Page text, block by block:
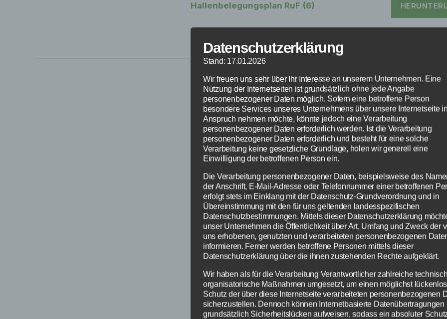
Hallenbelegungsplan RuF (6)
Kategorien
HALLENPLAN
Hallenplan
Beitragsautor
VonRuthPittelkow Veröffentlichungsdatum
14. März 2026
Stand März 2026
Datenschutzerklärung
Stand: 17.01.2026
Wir freuen uns sehr über Ihr Interesse an unserem Unternehmen. Eine
Nutzung der Internetseiten ist grundsätzlich ohne jede Angabe
personenbezogener Daten möglich. Sofern eine betroffene Person
besondere Services unseres Unternehmens über unsere Internetseite in
Anspruch nehmen möchte, könnte jedoch eine Verarbeitung
personenbezogener Daten erforderlich werden. Ist die Verarbeitung
personenbezogener Daten erforderlich und besteht für eine solche
Verarbeitung keine gesetzliche Grundlage, holen wir generell eine
Einwilligung der betroffenen Person ein.
Die Verarbeitung personenbezogener Daten, beispielsweise des
der Anschrift, E-Mail-Adresse oder Telefonnummer einer betroffenen
erfolgt stets im Einklang mit der Datenschutz-Grundverordnung und in
Übereinstimmung mit den für uns geltenden landesspezifischen
Datenschutzbestimmungen. Mittels dieser Datenschutzerklärung
unser Unternehmen die Öffentlichkeit über Art, Umfang und Zweck der
uns erhobenen, genutzten und verarbeiteten personenbezogenen
informieren. Ferner werden betroffene Personen mittels dieser
Datenschutzerklärung über die ihnen zustehenden Rechte aufgeklärt.
Wir haben als für die Verarbeitung Verantwortlicher zahlreiche
organisatorische Maßnahmen umgesetzt, um einen möglichst
Schutz der über diese Internetseite verarbeiteten personenbezogenen
sicherzustellen. Dennoch können Internetbasierte Datenübertragungen
grundsätzlich Sicherheitslücken aufweisen, sodass ein absoluter